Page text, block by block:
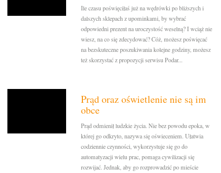
Ile czasu poświęciłaś już na wędrówki po bliższych i
dalszych sklepach z upominkami, by wybrać
odpowiedni prezent na uroczystość weselną? I wciąż nie
wiesz, na co się zdecydować? Cóż, możesz poświęcać
na bezskuteczne poszukiwania kolejne godziny, możesz
też skorzystać z propozycji serwisu Podar...
Prąd oraz oświetlenie nie są im
obce
Prąd odmienił ludzkie życia. Nie bez powodu epoka, w
której go odkryto, nazywa się oświeceniem. Ułatwia
codziennie czynności, wykorzystuje się go do
automatyzacji wielu prac, pomaga cywilizacji się
rozwijać. Jednak, aby go rozprowadzić po mieście